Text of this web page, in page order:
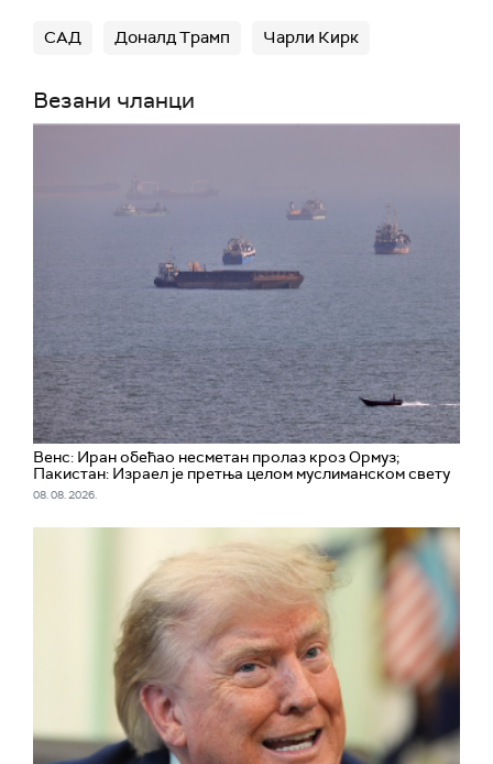
САД Доналд Трамп Чарли Кирк
Везани чланци
Венс: Иран обећао несметан пролаз кроз Ормуз;
Пакистан: Израел је претња целом муслиманском свету
08. 08. 2026.